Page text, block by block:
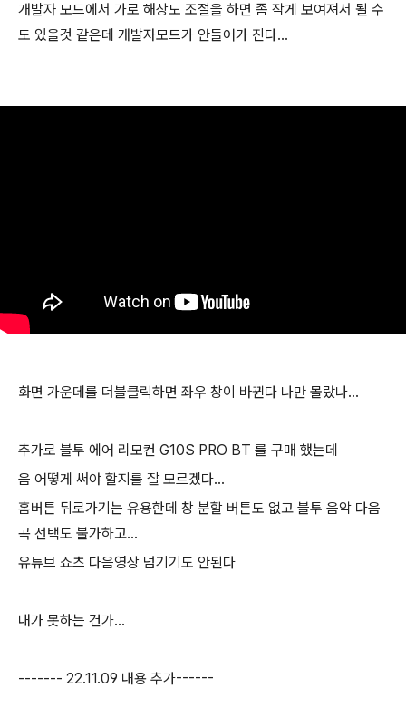
개발자 모드에서 가로 해상도 조절을 하면 좀 작게 보여져서 될 수
도 있을것 같은데 개발자모드가 안들어가 진다...
화면 가운데를 더블클릭하면 좌우 창이 바뀐다 나만 몰랐나...
추가로 블투 에어 리모컨 G10S PRO BT 를 구매 했는데
음 어떻게 써야 할지를 잘 모르겠다...
홈버튼 뒤로가기는 유용한데 창 분할 버튼도 없고 블투 음악 다음
곡 선택도 불가하고...
유튜브 쇼츠 다음영상 넘기기도 안된다
내가 못하는 건가...
------- 22.11.09 내용 추가------